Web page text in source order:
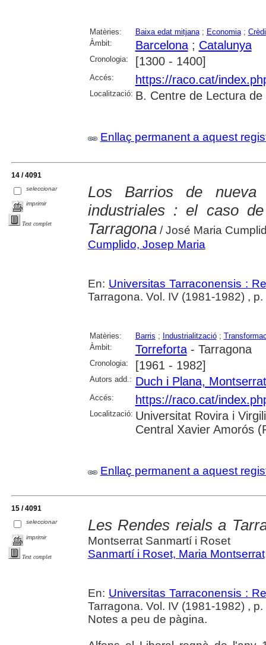
Matèries: Baixa edat mitjana; Economia;
Àmbit:
Barcelona; Catalunya
Cronologia: [1300 - 1400]
Accés: https://raco.cat/
Localització: B. Centre de Lectura
Enllaç permanent a aquest
14 / 4091
seleccionar
imprimir
Text complet
Los Barrios de nueva
industriales : el caso
Tarragona/ José Maria
Cumplido, Josep Maria
En: Universitas Tarraconensis :
Tarragona. Vol. IV (1981-1982) ,
Matèries: Barris ; Industrialització;
Àmbit:
Torreforta- Tarragona
Cronologia: [1961 - 1982]
Autors add.: Duch i Plana, Montserrat
Accés: https://raco.cat/
Localització: Universitat Rovira i
Central Xavier Amorós
Enllaç permanent a aquest
15 / 4091
seleccionar
imprimir
Text complet
Les Rendes reials a
Montserrat Sanmartí i Roset
Sanmartí i Roset, Maria Montserrat
En: Universitas Tarraconensis :
Tarragona. Vol. IV (1981-1982) ,
Notes a peu de pàgina.